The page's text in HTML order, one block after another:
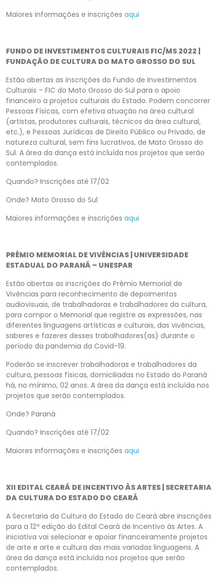
Maiores informações e inscrições aqui
FUNDO DE INVESTIMENTOS CULTURAIS FIC/MS 2022 |
FUNDAÇÃO DE CULTURA DO MATO GROSSO DO SUL
Estão abertas as inscrições do Fundo de Investimentos
Culturais – FIC do Mato Grosso do Sul para o apoio
financeiro a projetos culturais do Estado. Podem concorrer
Pessoas Físicas, com efetiva atuação na área cultural
(artistas, produtores culturais, técnicos da área cultural,
etc.), e Pessoas Jurídicas de Direito Público ou Privado, de
natureza cultural, sem fins lucrativos, de Mato Grosso do
Sul. A área da dança está incluída nos projetos que serão
contemplados.
Quando? Inscrições até 17/02
Onde? Mato Grosso do Sul
Maiores informações e inscrições aqui
PRÊMIO MEMORIAL DE VIVÊNCIAS | UNIVERSIDADE
ESTADUAL DO PARANÁ – UNESPAR
Estão abertas as inscrições do Prêmio Memorial de
Vivências para reconhecimento de depoimentos
audiovisuais, de trabalhadoras e trabalhadores da cultura,
para compor o Memorial que registre as expressões, nas
diferentes linguagens artísticas e culturais, das vivências,
saberes e fazeres desses trabalhadores(as) durante o
período da pandemia da Covid-19.
Poderão se inscrever trabalhadoras e trabalhadores da
cultura, pessoas físicas, domiciliadas no Estado do Paraná
há, no mínimo, 02 anos. A área da dança está incluída nos
projetos que serão contemplados.
Onde? Paraná
Quando? Inscrições até 17/02
Maiores informações e inscrições aqui
XII EDITAL CEARÁ DE INCENTIVO ÀS ARTES | SECRETARIA
DA CULTURA DO ESTADO DO CEARÁ
A Secretaria da Cultura do Estado do Ceará abre inscrições
para a 12ª edição do Edital Ceará de Incentivo às Artes. A
iniciativa vai selecionar e apoiar financeiramente projetos
de arte e arte e cultura das mais variadas linguagens. A
área da dança está incluída nos projetos que serão
contemplados.